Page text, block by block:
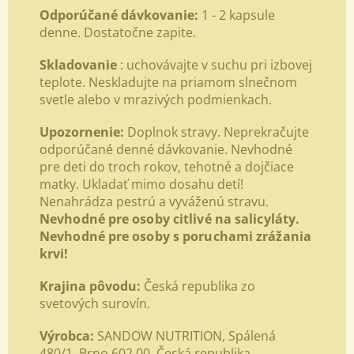
Odporúčané dávkovanie: 1 - 2 kapsule
denne. Dostatočne zapite.
Skladovanie : uchovávajte v suchu pri izbovej
teplote. Neskladujte na priamom slnečnom
svetle alebo v mrazivých podmienkach.
Upozornenie: Doplnok stravy. Neprekračujte
odporúčané denné dávkovanie. Nevhodné
pre deti do troch rokov, tehotné a dojčiace
matky. Ukladať mimo dosahu detí!
Nenahrádza pestrú a vyváženú stravu.
Nevhodné pre osoby citlivé na salicyláty.
Nevhodné pre osoby s poruchami zrážania
krvi!
Krajina pôvodu: Česká republika zo
svetových surovín.
Výrobca: SANDOW NUTRITION, Spálená